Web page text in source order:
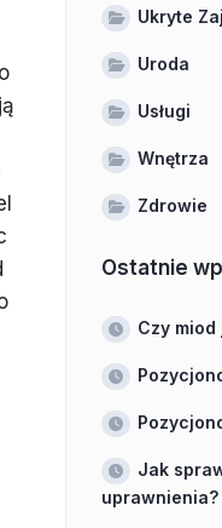
Ukryte
Uroda
Usługi
Wnętrza
Zdrowie
Ostatnie
Czy
Jak
uprawnienia?